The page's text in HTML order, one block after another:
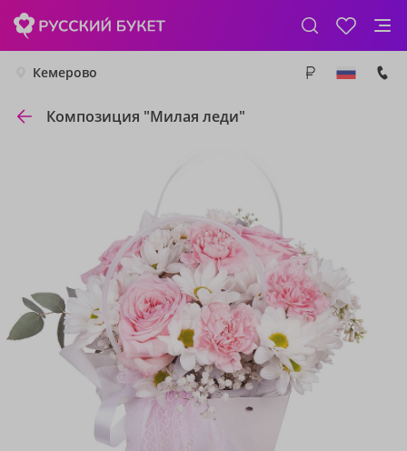
Кемерово
Композиция "Милая леди"